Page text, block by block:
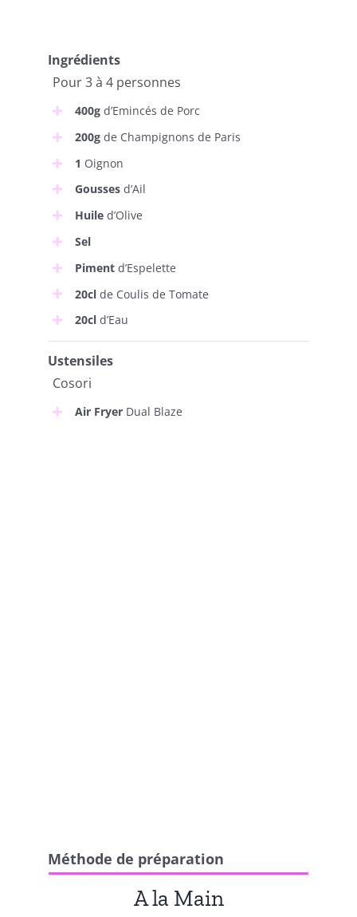
Ingrédients
Pour 3 à 4 personnes
400gd’Emincés de Porc
200gde Champignons de Paris
1 Oignon
Goussesd’Ail
Huiled’Olive
Sel
Pimentd’Espelette
20clde Coulis de Tomate
20cld’Eau
Ustensiles
Cosori
Air FryerDual Blaze
Méthode de préparation
A la Main